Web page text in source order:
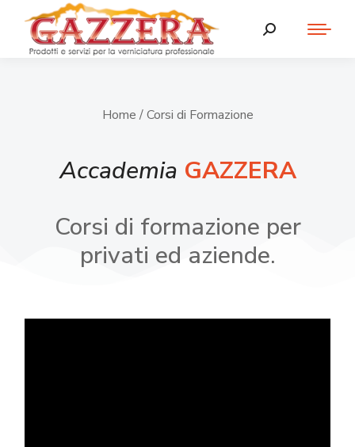
Home / Corsi di Formazione
Accademia GAZZERA
Corsi di formazione per
privati ed aziende.